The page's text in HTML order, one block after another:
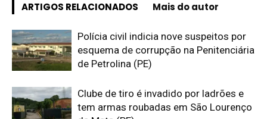
ARTIGOS RELACIONADOS Mais do autor
Polícia civil indicia nove suspeitos por
esquema de corrupção na Penitenciária
de Petrolina (PE)
Clube de tiro é invadido por ladrões e
tem armas roubadas em São Lourenço